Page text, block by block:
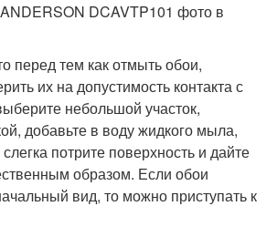
DCAVTP101 фото в
перед тем как отмыть обои,
их на допустимость контакта с
небольшой участок,
добавьте в воду жидкого мыла,
потрите поверхность и дайте
образом. Если обои
вид, то можно приступать к